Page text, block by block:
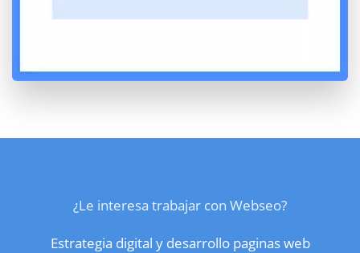
¿Le interesa trabajar con Webseo?
Estrategia digital y desarrollo paginas web